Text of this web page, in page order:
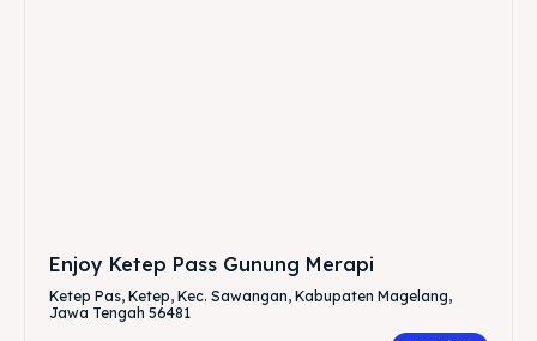
Enjoy Ketep Pass Gunung Merapi
Ketep Pas, Ketep, Kec. Sawangan, Kabupaten Magelang,
Jawa Tengah 56481